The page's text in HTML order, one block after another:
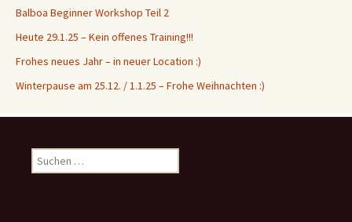
Balboa Beginner Workshop Teil 2
Heute 29.1.25 – Kein offenes Training!!!
Frohes neues Jahr – in neuer Location :)
Winterpause am 25.12. / 1.1.25 – Frohe Weihnachten :)
u